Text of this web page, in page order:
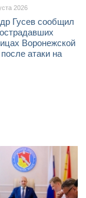
2026
Гусев сообщил
Воронежской
атаки на